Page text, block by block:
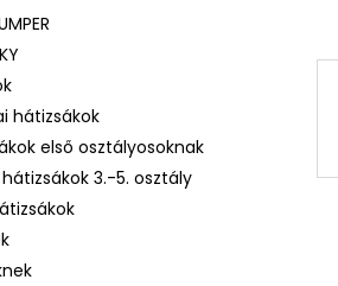
hátizsákok
első osztályosoknak
hátizsákok 3.-5. osztály
REKESSZEL LÓ
GIRL